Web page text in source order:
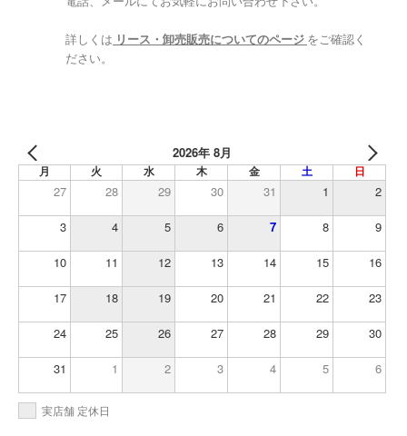
詳しくは リース・卸売販売についてのページ をご確認く
ださい。
2026年 8月
月 火 水 木 金 土 日
27 28 29 30 31 1 2
3 4 5 6 7 8 9
10 11 12 13 14 15 16
17 18 19 20 21 22 23
24 25 26 27 28 29 30
31 1 2 3 4 5 6
実店舗 定休日